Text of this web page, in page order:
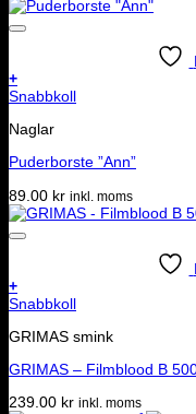
+
Snabbkoll
Naglar
Puderborste ”Ann”
89.00 kr inkl. moms
+
Snabbkoll
GRIMAS smink
GRIMAS – Filmblood B
239.00 kr inkl. moms